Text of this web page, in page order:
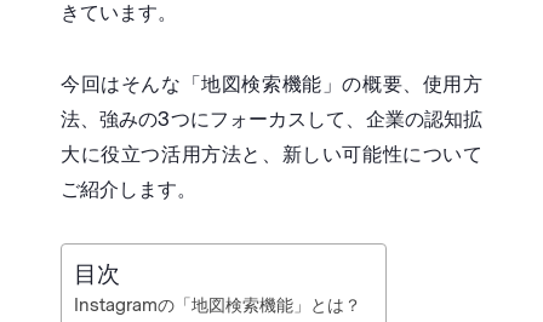
きています。
今回はそんな「地図検索機能」の概要、使用方
法、強みの3つにフォーカスして、企業の認知拡
大に役立つ活用方法と、新しい可能性について
ご紹介します。
目次
Instagramの「地図検索機能」とは？